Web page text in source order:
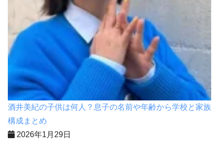
酒井美紀の子供は何人？息子の名前や年齢から学校と家族
構成まとめ
2026年1月29日